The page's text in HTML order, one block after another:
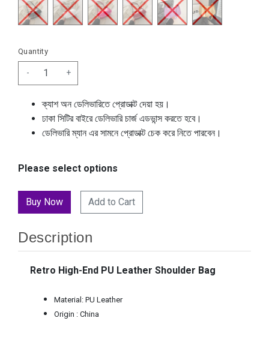
Quantity
- +
ক্যাশ অন ডেলিভারিতে প্রোডাক্ট দেয়া হয়।
ঢাকা সিটির বাইরে ডেলিভারি চার্জ এডভান্স করতে হবে।
ডেলিভারি ম্যান এর সামনে প্রোডাক্ট চেক করে নিতে পারবেন।
Please select options
Add to Cart
Description
Retro High-End PU Leather Shoulder Bag
Material: PU Leather
Origin : China